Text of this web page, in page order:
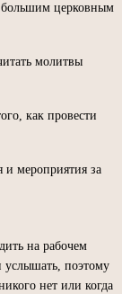
церковным
молитвы
как провести
и мероприятия за
на рабочем
услышать, поэтому
нет или когда